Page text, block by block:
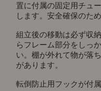
置に付属の固定用チュ
します。安全確保のた
組立後の移動は必ず収
らフレーム部分をしっ
い。棚が外れて物が落
があります。
転倒防止用フックが付